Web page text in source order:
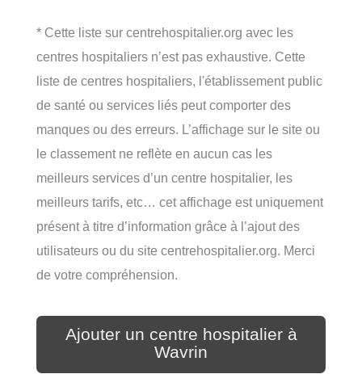
* Cette liste sur centrehospitalier.org avec les
centres hospitaliers n’est pas exhaustive. Cette
liste de centres hospitaliers, l'établissement public
de santé ou services liés peut comporter des
manques ou des erreurs. L’affichage sur le site ou
le classement ne reflète en aucun cas les
meilleurs services d’un centre hospitalier, les
meilleurs tarifs, etc… cet affichage est uniquement
présent à titre d’information grâce à l’ajout des
utilisateurs ou du site centrehospitalier.org. Merci
de votre compréhension.
Ajouter un centre hospitalier à
Wavrin